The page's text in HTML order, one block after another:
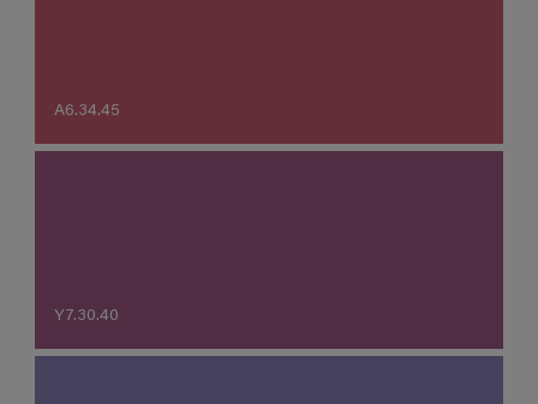
A6.34.45
Y7.30.40